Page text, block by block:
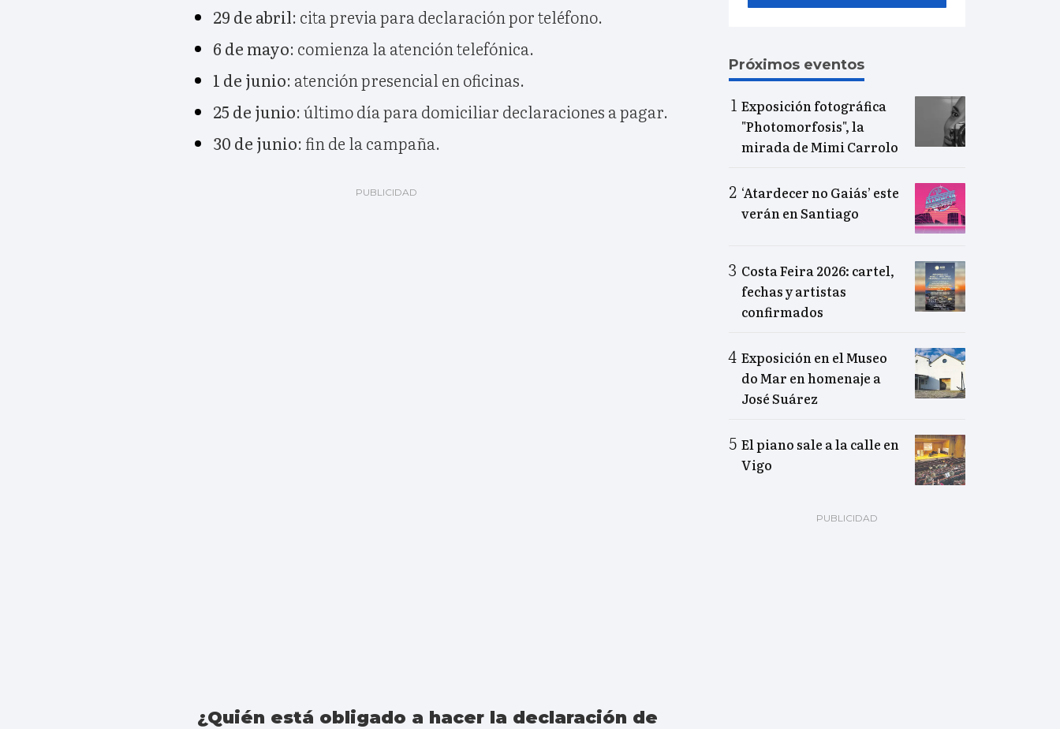
29 de abril: cita previa para declaración por teléfono.
6 de mayo: comienza la atención telefónica.
1 de junio: atención presencial en oficinas.
25 de junio: último día para domiciliar declaraciones a pagar.
30 de junio: fin de la campaña.
¿Quién está obligado a hacer la declaración de
Próximos eventos
Exposición fotográfica
"Photomorfosis", la
mirada de Mimi Carrolo
‘Atardecer no Gaiás’ este
verán en Santiago
Costa Feira 2026: cartel,
fechas y artistas
confirmados
Exposición en el Museo
do Mar en homenaje a
José Suárez
El piano sale a la calle en
Vigo